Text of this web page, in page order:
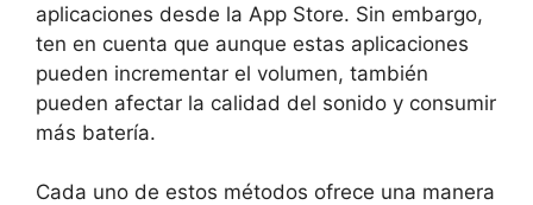
aplicaciones desde la App Store. Sin embargo,
ten en cuenta que aunque estas aplicaciones
pueden incrementar el​ volumen, también
pueden‍ afectar la calidad del sonido y consumir
más batería.
Cada uno de estos métodos ofrece⁢ una manera